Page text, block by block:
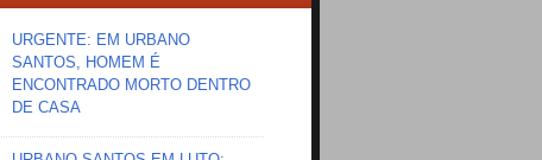
URGENTE: EM URBANO
SANTOS, HOMEM É
ENCONTRADO MORTO DENTRO
DE CASA